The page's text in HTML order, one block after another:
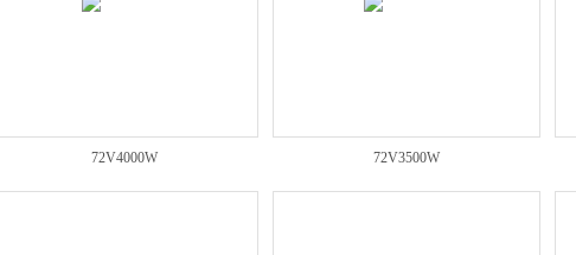
72V4000W 72V3500W